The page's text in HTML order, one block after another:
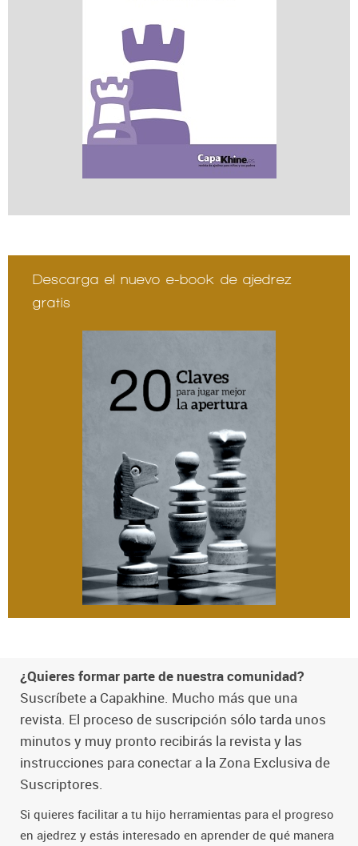
Descarga el nuevo e-book de ajedrez
gratis
¿Quieres formar parte de nuestra comunidad?
Suscríbete a Capakhine. Mucho más que una
revista. El proceso de suscripción sólo tarda unos
minutos y muy pronto recibirás la revista y las
instrucciones para conectar a la Zona Exclusiva de
Suscriptores.
Si quieres facilitar a tu hijo herramientas para el progreso
en ajedrez y estás interesado en aprender de qué manera